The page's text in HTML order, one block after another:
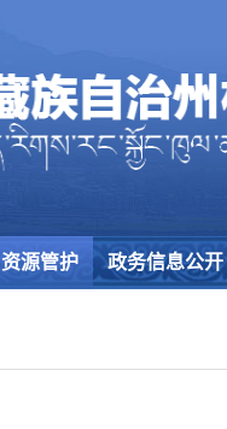
资源管护 政务信息公开